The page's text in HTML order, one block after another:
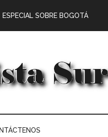
ESPECIAL SOBRE BOGOTÁ